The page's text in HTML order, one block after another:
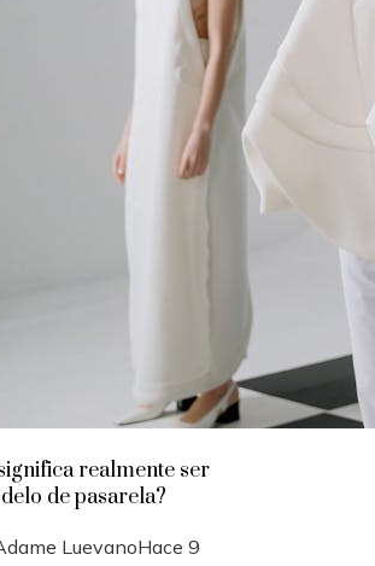
realmente ser
de pasarela?
LuevanoHace 9